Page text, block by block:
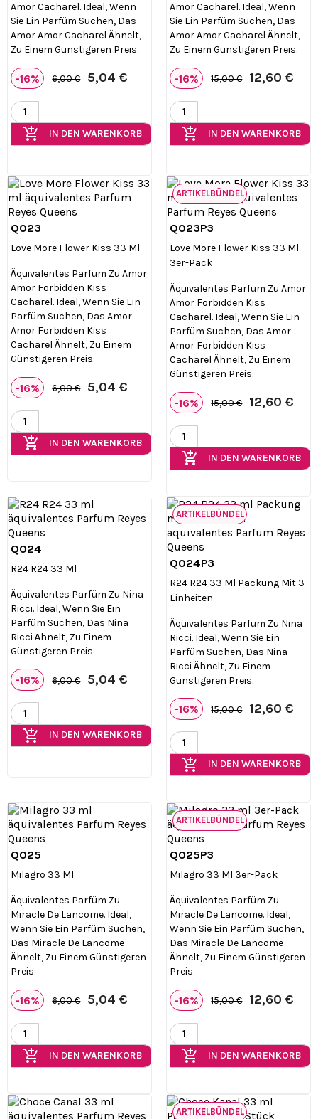
Amor Cacharel. Ideal, Wenn
Sie Ein Parfüm Suchen, Das
Amor Amor Cacharel Ähnelt,
Zu Einem Günstigeren Preis.
-16% 6,00 € 5,04 €
add_shopping_cart IN DEN WARENKORB
Amor Cacharel. Ideal, Wenn
Sie Ein Parfüm Suchen, Das
Amor Amor Cacharel Ähnelt,
Zu Einem Günstigeren Preis.
-16% 15,00 € 12,60 €
add_shopping_cart IN DEN WARENKORB
Q023
Love More Flower Kiss 33 Ml
Äquivalentes Parfüm Zu Amor
Amor Forbidden Kiss
Cacharel. Ideal, Wenn Sie Ein
Parfüm Suchen, Das Amor
Amor Forbidden Kiss
Cacharel Ähnelt, Zu Einem
Günstigeren Preis.
-16% 6,00 € 5,04 €
add_shopping_cart IN DEN WARENKORB

Q023P3
Love More Flower Kiss 33 Ml
3er-Pack
Äquivalentes Parfüm Zu Amor
Amor Forbidden Kiss
Cacharel. Ideal, Wenn Sie Ein
Parfüm Suchen, Das Amor
Amor Forbidden Kiss
Cacharel Ähnelt, Zu Einem
Günstigeren Preis.
-16% 15,00 € 12,60 €
add_shopping_cart IN DEN WARENKORB
ARTIKELBÜNDEL
Q024
R24 R24 33 Ml
Äquivalentes Parfüm Zu Nina
Ricci. Ideal, Wenn Sie Ein
Parfüm Suchen, Das Nina
Ricci Ähnelt, Zu Einem
Günstigeren Preis.
-16% 6,00 € 5,04 €
add_shopping_cart IN DEN WARENKORB

Q024P3
R24 R24 33 Ml Packung Mit 3
Einheiten
Äquivalentes Parfüm Zu Nina
Ricci. Ideal, Wenn Sie Ein
Parfüm Suchen, Das Nina
Ricci Ähnelt, Zu Einem
Günstigeren Preis.
-16% 15,00 € 12,60 €
add_shopping_cart IN DEN WARENKORB
ARTIKELBÜNDEL
Q025
Milagro 33 Ml
Äquivalentes Parfüm Zu
Miracle De Lancome. Ideal,
Wenn Sie Ein Parfüm Suchen,
Das Miracle De Lancome
Ähnelt, Zu Einem Günstigeren
Preis.
-16% 6,00 € 5,04 €
add_shopping_cart IN DEN WARENKORB

Q025P3
Milagro 33 Ml 3er-Pack
Äquivalentes Parfüm Zu
Miracle De Lancome. Ideal,
Wenn Sie Ein Parfüm Suchen,
Das Miracle De Lancome
Ähnelt, Zu Einem Günstigeren
Preis.
-16% 15,00 € 12,60 €
add_shopping_cart IN DEN WARENKORB
ARTIKELBÜNDEL
ARTIKELBÜNDEL